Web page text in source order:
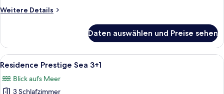
Weitere Details
Weitere
Prestige
Garden
3+1
Daten auswählen und Preise sehen
Alle
Fotos
für
Ein modernes, zweistöckiges Haus
10
Residence Prestige Sea 3+1
Blick aufs Meer
3 Schlafzimmer